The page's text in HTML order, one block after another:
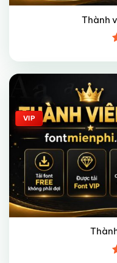
Thành
4
Giảm giá!
VIP